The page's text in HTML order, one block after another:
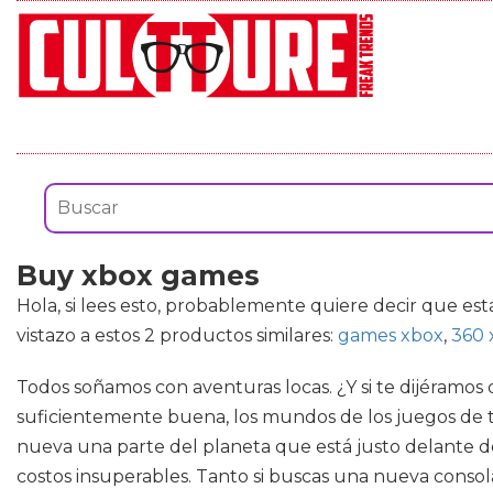
Buy xbox games
Hola, si lees esto, probablemente quiere decir que
vistazo a estos 2 productos similares: games xbox, 360
Todos soñamos con aventuras locas. ¿Y si te
suficientemente buena, los mundos de los juegos de
nueva una parte del planeta que está justo delante
costos insuperables. Tanto si buscas una nueva